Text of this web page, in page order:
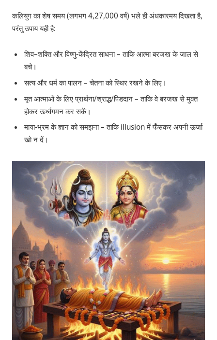
कलियुग का शेष समय (लगभग 4,27,000 वर्ष) भले ही अंधकारमय दिखता है,
परंतु उपाय यही है:
शिव–शक्ति और विष्णु-केंद्रित साधना – ताकि आत्मा बरजख के जाल से
बचे।
सत्य और धर्म का पालन – चेतना को स्थिर रखने के लिए।
मृत आत्माओं के लिए प्रार्थना/श्राद्ध/पिंडदान – ताकि वे बरजख से मुक्त
होकर ऊर्ध्वगमन कर सकें।
माया-भ्रम के ज्ञान को समझना – ताकि illusion में फँसकर अपनी ऊर्जा
खो न दें।